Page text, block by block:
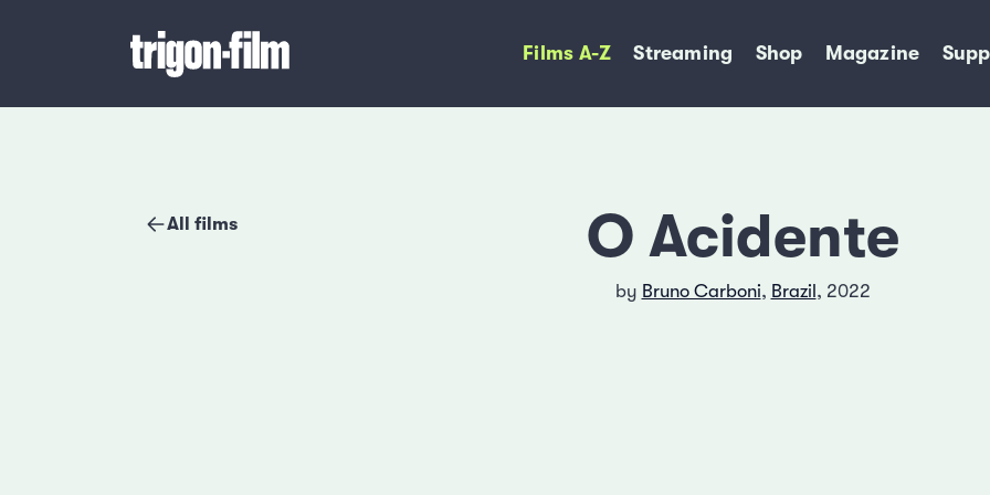
Films A-Z Streaming Shop Magazine
All films O Acidente
by Bruno Carboni, Brazil, 2022